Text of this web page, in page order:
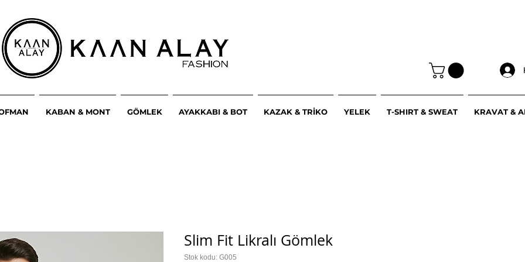
KABAN & MONT GÖMLEK AYAKKABI & BOT KAZAK & TRİKO YELEK T-SHIRT & SWEAT KRAVAT &
Slim Fit Likralı Gömlek
Stok kodu: G005